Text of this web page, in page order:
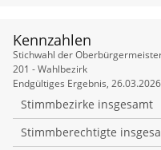
Kennzahlen
Kennzahlen
Stichwahl der
201 - Wahlbezirk
Endgültiges Ergebnis,
Stimmbezirke insgesamt
Stimmberechtigte